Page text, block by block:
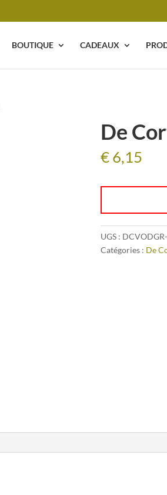
BOUTIQUE CADEAUX
De
€6,15
UGS :
Catégories : De